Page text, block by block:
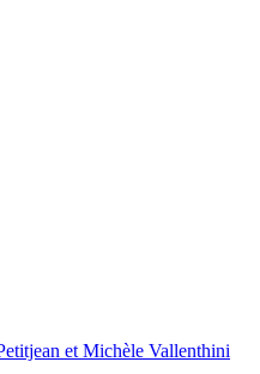
et Michèle Vallenthini